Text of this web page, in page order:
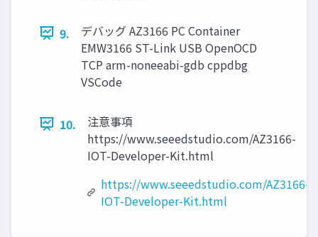
9.
デバッグ AZ3166 PC Container
EMW3166 ST-Link USB OpenOCD
TCP arm-noneeabi-gdb cppdbg
VSCode
10.
注意事項
https://www.seeedstudio.com/AZ3166-
IOT-Developer-Kit.html
https://www.seeedstudio.com/AZ3166-
IOT-Developer-Kit.html